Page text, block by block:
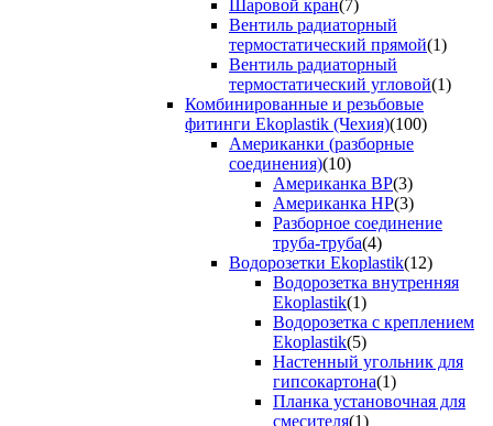
Шаровой кран(7)
Вентиль радиаторный
термостатический прямой(1)
Вентиль радиаторный
термостатический угловой(1)
Комбинированные и резьбовые
фитинги Ekoplastik (Чехия)(100)
Американки (разборные
соединения)(10)
Американка ВР(3)
Американка НР(3)
Разборное соединение
труба-труба(4)
Водорозетки Ekoplastik(12)
Водорозетка внутренняя
Ekoplastik(1)
Водорозетка с креплением
Ekoplastik(5)
Настенный угольник для
гипсокартона(1)
Планка установочная для
смесителя(1)